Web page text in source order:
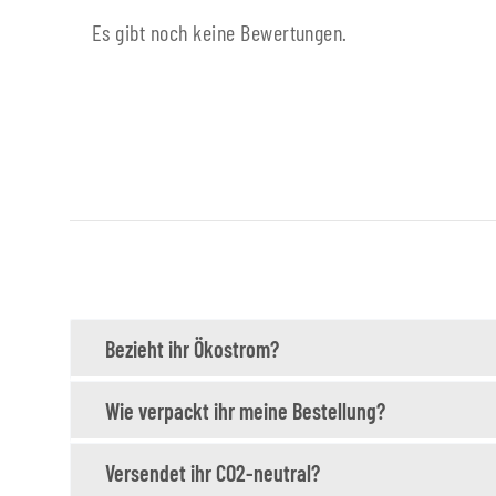
Es gibt noch keine Bewertungen.
Bezieht ihr Ökostrom?
Wie verpackt ihr meine Bestellung?
Versendet ihr CO2-neutral?